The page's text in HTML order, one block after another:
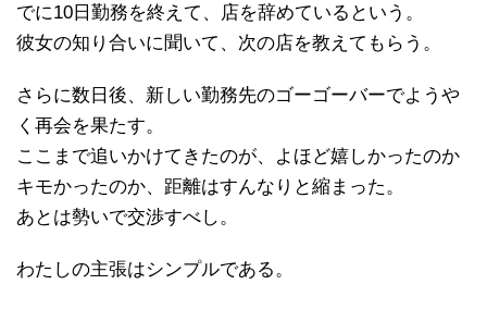
でに10日勤務を終えて、店を辞めているという。
彼女の知り合いに聞いて、次の店を教えてもらう。
さらに数日後、新しい勤務先のゴーゴーバーでようや
く再会を果たす。
ここまで追いかけてきたのが、よほど嬉しかったのか
キモかったのか、距離はすんなりと縮まった。
あとは勢いで交渉すべし。
わたしの主張はシンプルである。